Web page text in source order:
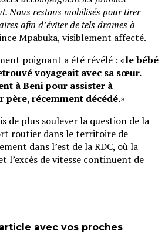
Nous restons mobilisés pour tirer
afin d’éviter de tels drames à
Mpabuka, visiblement affecté.
poignant a été révélé : «le bébé
voyageait avec sa sœur.
à Beni pour assister à
père, récemment décédé.»
de plus soulever la question de la
routier dans le territoire de
dans l’est de la RDC, où la
l’excès de vitesse continuent de
avec vos proches